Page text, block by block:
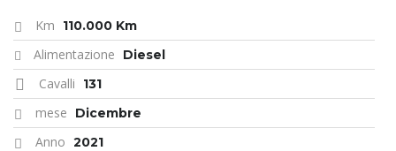
Km 110.000 Km
Alimentazione Diesel
Cavalli 131
mese Dicembre
Anno 2021